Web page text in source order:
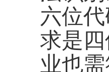
六位
求是
业也